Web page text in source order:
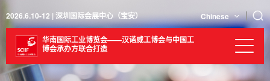
2026.6.10-12 | 深圳国际会展中心（宝安） Chinese
华南国际工业博览会——汉诺威工博会与中国工
博会承办方联合打造